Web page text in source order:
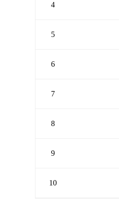
4
5
6
7
8
9
10